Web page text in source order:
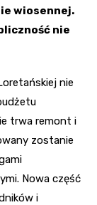
wiosennej.
nie
nie
trwa remont i
zostanie
Nowa część
i